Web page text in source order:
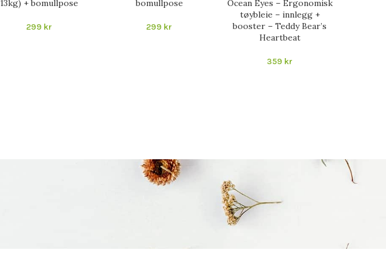
13kg) + bomullpose
299 kr
bomullpose
299 kr
Ocean Eyes – Ergonomisk
tøybleie – innlegg +
booster – Teddy Bear’s
Heartbeat
359 kr